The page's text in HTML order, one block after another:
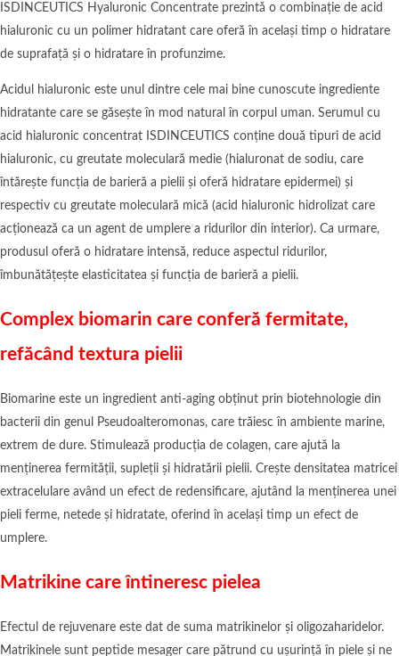
ISDINCEUTICS Hyaluronic Concentrate prezintă o combinație de acid
hialuronic cu un polimer hidratant care oferă în același timp o hidratare
de suprafață și o hidratare în profunzime.
Acidul hialuronic este unul dintre cele mai bine cunoscute ingrediente
hidratante care se găsește în mod natural în corpul uman. Serumul cu
acid hialuronic concentrat ISDINCEUTICS conține două tipuri de acid
hialuronic, cu greutate moleculară medie (hialuronat de sodiu, care
întărește funcția de barieră a pielii și oferă hidratare epidermei) și
respectiv cu greutate moleculară mică (acid hialuronic hidrolizat care
acționează ca un agent de umplere a ridurilor din interior). Ca urmare,
produsul oferă o hidratare intensă, reduce aspectul ridurilor,
îmbunătățește elasticitatea și funcția de barieră a pielii.
Complex biomarin care conferă fermitate,
refăcând textura pielii
Biomarine este un ingredient anti-aging obținut prin biotehnologie din
bacterii din genul Pseudoalteromonas, care trăiesc în ambiente marine,
extrem de dure. Stimulează producția de colagen, care ajută la
menținerea fermității, supleții și hidratării pielii. Crește densitatea matricei
extracelulare având un efect de redensificare, ajutând la menținerea unei
pieli ferme, netede și hidratate, oferind în același timp un efect de
umplere.
Matrikine care întineresc pielea
Efectul de rejuvenare este dat de suma matrikinelor și oligozaharidelor.
Matrikinele sunt peptide mesager care pătrund cu ușurință în piele și ne